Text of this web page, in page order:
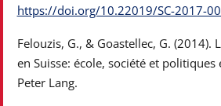
https://doi.org/10.22019/SC-2017-
Felouzis, G., & Goastellec, G. (2014).
en Suisse: école, société et politiques
Peter Lang.